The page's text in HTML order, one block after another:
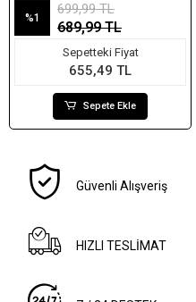
%1
699,99 TL
689,99 TL
Sepetteki Fiyat
655,49 TL
Sepete Ekle
Güvenli Alışveriş
HIZLI TESLİMAT